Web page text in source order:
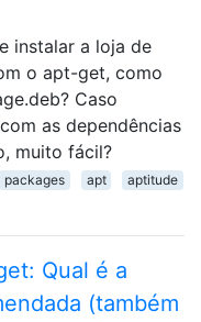
instalar a loja de
o apt-get, como
Caso
as dependências
muito fácil?
packages apt aptitude
Qual é a
(também